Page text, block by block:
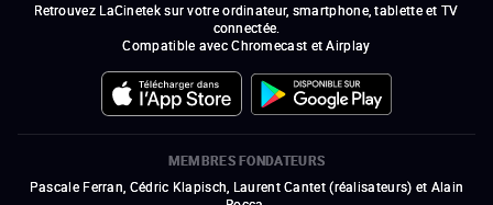
Retrouvez LaCinetek sur votre ordinateur, smartphone, tablette et TV
connectée.
Compatible avec Chromecast et Airplay
MEMBRES FONDATEURS
Pascale Ferran, Cédric Klapisch, Laurent Cantet (réalisateurs) et Alain